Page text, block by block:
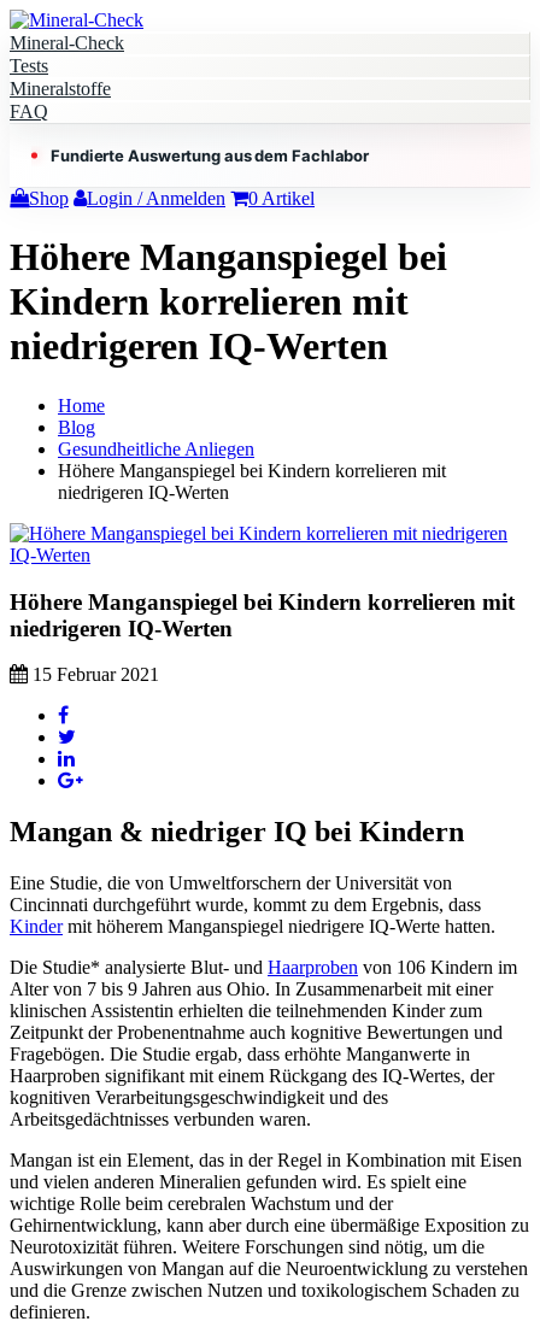
Mineral-Check
Tests
Mineralstoffe
FAQ
Fundierte Auswertung aus dem Fachlabor
Shop Login / Anmelden 0 Artikel
Höhere Manganspiegel bei
Kindern korrelieren mit
niedrigeren IQ-Werten
Home
Blog
Gesundheitliche Anliegen
Höhere Manganspiegel bei Kindern korrelieren mit
niedrigeren IQ-Werten
Höhere Manganspiegel bei Kindern korrelieren mit
niedrigeren IQ-Werten
15 Februar 2021
Mangan & niedriger IQ bei Kindern
Eine Studie, die von Umweltforschern der Universität von
Cincinnati durchgeführt wurde, kommt zu dem Ergebnis, dass
Kindermit höherem Manganspiegel niedrigere IQ-Werte hatten.
Die Studie* analysierte Blut- und Haarproben von 106 Kindern im
Alter von 7 bis 9 Jahren aus Ohio. In Zusammenarbeit mit einer
klinischen Assistentin erhielten die teilnehmenden Kinder zum
Zeitpunkt der Probenentnahme auch kognitive Bewertungen und
Fragebögen. Die Studie ergab, dass erhöhte Manganwerte in
Haarproben signifikant mit einem Rückgang des IQ-Wertes, der
kognitiven Verarbeitungsgeschwindigkeit und des
Arbeitsgedächtnisses verbunden waren.
Mangan ist ein Element, das in der Regel in Kombination mit Eisen
und vielen anderen Mineralien gefunden wird. Es spielt eine
wichtige Rolle beim cerebralen Wachstum und der
Gehirnentwicklung, kann aber durch eine übermäßige Exposition zu
Neurotoxizität führen. Weitere Forschungen sind nötig, um die
Auswirkungen von Mangan auf die Neuroentwicklung zu verstehen
und die Grenze zwischen Nutzen und toxikologischem Schaden zu
definieren.